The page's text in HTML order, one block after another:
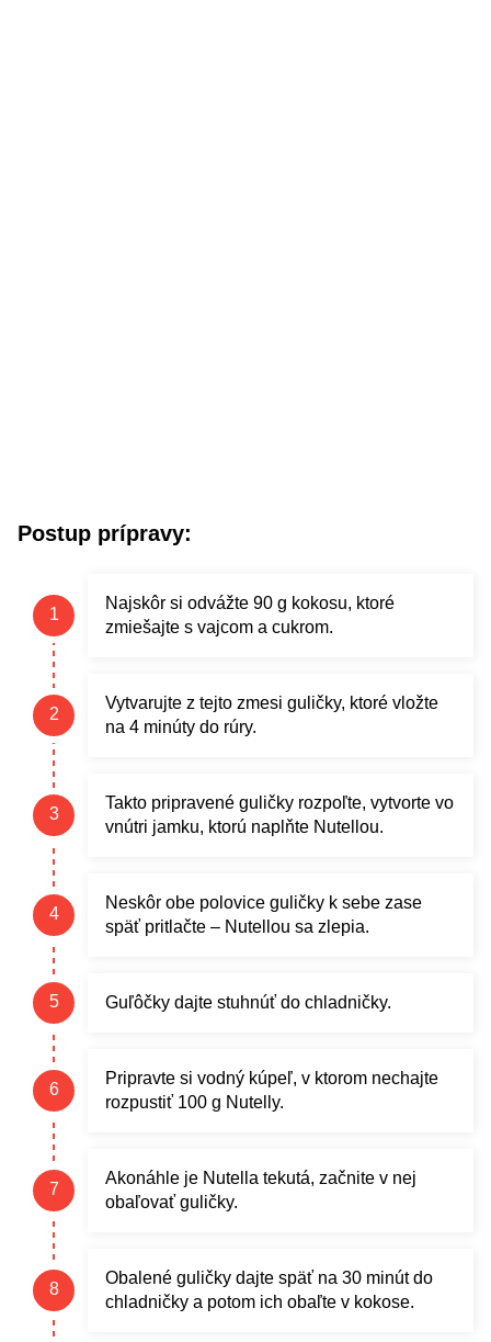
Postup prípravy:
Najskôr si odvážte 90 g kokosu, ktoré
zmiešajte s vajcom a cukrom.
Vytvarujte z tejto zmesi guličky, ktoré vložte
na 4 minúty do rúry.
Takto pripravené guličky rozpoľte, vytvorte vo
vnútri jamku, ktorú naplňte Nutellou.
Neskôr obe polovice guličky k sebe zase
späť pritlačte – Nutellou sa zlepia.
Guľôčky dajte stuhnúť do chladničky.
Pripravte si vodný kúpeľ, v ktorom nechajte
rozpustiť 100 g Nutelly.
Akonáhle je Nutella tekutá, začnite v nej
obaľovať guličky.
Obalené guličky dajte späť na 30 minút do
chladničky a potom ich obaľte v kokose.